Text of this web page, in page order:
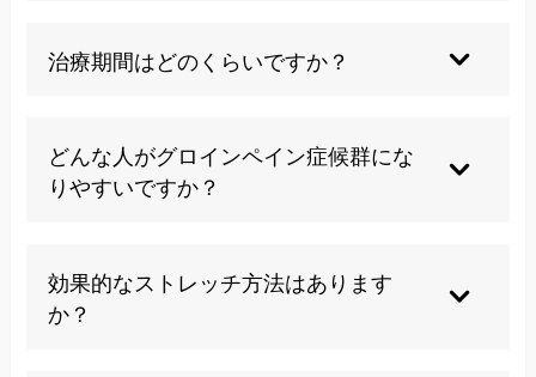
な対応が回復への近道となります。
向転換）は避けるべきです。また、痛みがあるに
も関わらず無理に運動を続けることは症状を悪化
かるトレーニングも控えましょう。痛み止めに頼
って無理に活動を続けることも長期的には逆効果
となります。
治療期間はどのくらいですか？
軽症例では適切な治療で1～2ヶ月程度で改善する
ことが多いですが、慢性化した重症例では数ヶ月
以上かかることもあります。個人差が大きいた
す。
どんな人がグロインペイン症候群にな
りやすいですか？
盤や鼠径部に負荷をかけるスポーツを行う方に多
く見られます。特にキック動作や急な方向転換を
繰り返すスポーツ選手はリスクが高いです。ま
効果的なストレッチ方法はあります
か？